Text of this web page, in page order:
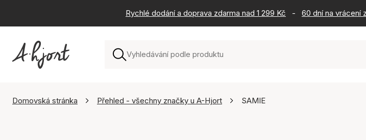
Rychlé dodání a doprava zdarma nad 1 299 Kč - 60 dní na vrácení
Domovská stránka Přehled - všechny značky u A-Hjort SAMIE